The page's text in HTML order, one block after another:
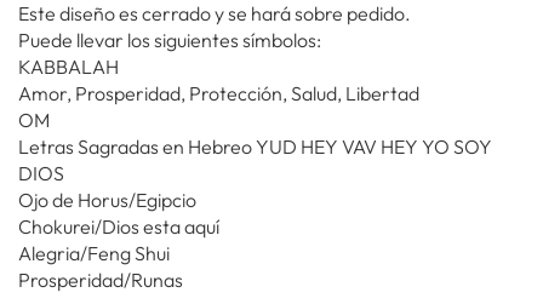
Este diseño es cerrado y se hará sobre pedido.
Puede llevar los siguientes símbolos:
KABBALAH
Amor, Prosperidad, Protección, Salud, Libertad
OM
Letras Sagradas en Hebreo YUD HEY VAV HEY YO SOY
DIOS
Ojo de Horus/Egipcio
Chokurei/Dios esta aquí
Alegria/Feng Shui
Prosperidad/Runas